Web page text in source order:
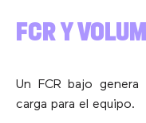
FCR Y
Un FCR bajo
carga para el equipo.